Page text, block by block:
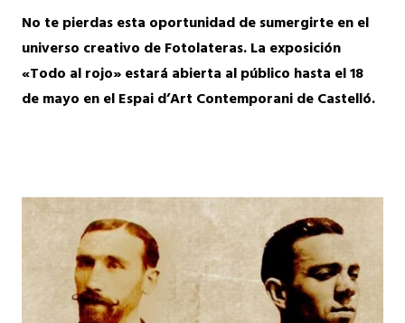
No te pierdas esta oportunidad de sumergirte en el
universo creativo de Fotolateras. La exposición
«Todo al rojo» estará abierta al público hasta el 18
de mayo en el Espai d’Art Contemporani de Castelló.